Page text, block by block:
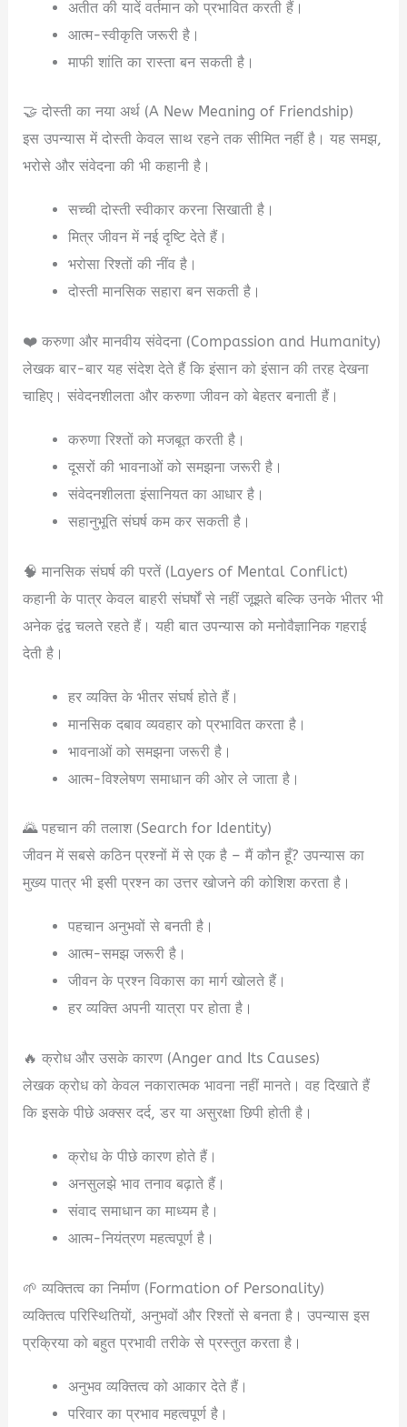
अतीत की यादें वर्तमान को प्रभावित करती हैं।
आत्म-स्वीकृति जरूरी है।
माफी शांति का रास्ता बन सकती है।
🤝 दोस्ती का नया अर्थ (A New Meaning of Friendship)
इस उपन्यास में दोस्ती केवल साथ रहने तक सीमित नहीं है। यह समझ,
भरोसे और संवेदना की भी कहानी है।
सच्ची दोस्ती स्वीकार करना सिखाती है।
मित्र जीवन में नई दृष्टि देते हैं।
भरोसा रिश्तों की नींव है।
दोस्ती मानसिक सहारा बन सकती है।
❤️ करुणा और मानवीय संवेदना (Compassion and Humanity)
लेखक बार-बार यह संदेश देते हैं कि इंसान को इंसान की तरह देखना
चाहिए। संवेदनशीलता और करुणा जीवन को बेहतर बनाती हैं।
करुणा रिश्तों को मजबूत करती है।
दूसरों की भावनाओं को समझना जरूरी है।
संवेदनशीलता इंसानियत का आधार है।
सहानुभूति संघर्ष कम कर सकती है।
🧠 मानसिक संघर्ष की परतें (Layers of Mental Conflict)
कहानी के पात्र केवल बाहरी संघर्षों से नहीं जूझते बल्कि उनके भीतर भी
अनेक द्वंद्व चलते रहते हैं। यही बात उपन्यास को मनोवैज्ञानिक गहराई
देती है।
हर व्यक्ति के भीतर संघर्ष होते हैं।
मानसिक दबाव व्यवहार को प्रभावित करता है।
भावनाओं को समझना जरूरी है।
आत्म-विश्लेषण समाधान की ओर ले जाता है।
🌄 पहचान की तलाश (Search for Identity)
जीवन में सबसे कठिन प्रश्नों में से एक है – मैं कौन हूँ? उपन्यास का
मुख्य पात्र भी इसी प्रश्न का उत्तर खोजने की कोशिश करता है।
पहचान अनुभवों से बनती है।
आत्म-समझ जरूरी है।
जीवन के प्रश्न विकास का मार्ग खोलते हैं।
हर व्यक्ति अपनी यात्रा पर होता है।
🔥 क्रोध और उसके कारण (Anger and Its Causes)
लेखक क्रोध को केवल नकारात्मक भावना नहीं मानते। वह दिखाते हैं
कि इसके पीछे अक्सर दर्द, डर या असुरक्षा छिपी होती है।
क्रोध के पीछे कारण होते हैं।
अनसुलझे भाव तनाव बढ़ाते हैं।
संवाद समाधान का माध्यम है।
आत्म-नियंत्रण महत्वपूर्ण है।
🌱 व्यक्तित्व का निर्माण (Formation of Personality)
व्यक्तित्व परिस्थितियों, अनुभवों और रिश्तों से बनता है। उपन्यास इस
प्रक्रिया को बहुत प्रभावी तरीके से प्रस्तुत करता है।
अनुभव व्यक्तित्व को आकार देते हैं।
परिवार का प्रभाव महत्वपूर्ण है।